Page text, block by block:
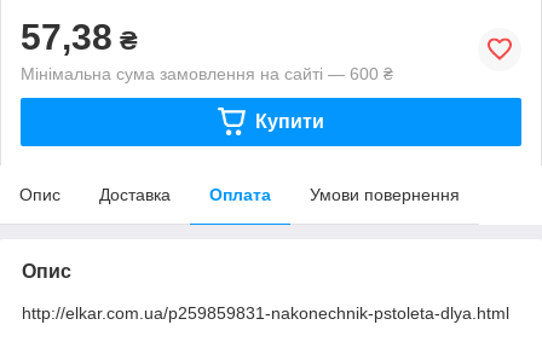
57,38 ₴
Мінімальна сума замовлення на сайті — 600 ₴
Купити
Опис Доставка Оплата Умови повернення
Опис
http://elkar.com.ua/p259859831-nakonechnik-pstoleta-dlya.html